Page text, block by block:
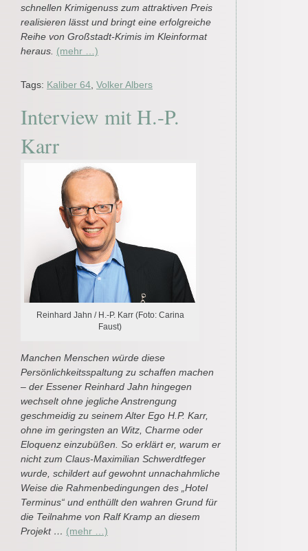
schnellen Krimigenuss zum attraktiven Preis
realisieren lässt und bringt eine erfolgreiche
Reihe von Großstadt-Krimis im Kleinformat
heraus. (mehr …)
Tags: Kaliber 64 Volker Albers
Interview mit H.-P.
Karr
Reinhard Jahn / H.-P. Karr (Foto: Carina
Faust)
Manchen Menschen würde diese
Persönlichkeitsspaltung zu schaffen machen
– der Essener Reinhard Jahn hingegen
wechselt ohne jegliche Anstrengung
geschmeidig zu seinem Alter Ego H.P. Karr,
ohne im geringsten an Witz, Charme oder
Eloquenz einzubüßen. So erklärt er, warum er
nicht zum Claus-Maximilian Schwerdtfeger
wurde, schildert auf gewohnt unnachahmliche
Weise die Rahmenbedingungen des „Hotel
Terminus“ und enthüllt den wahren Grund für
die Teilnahme von Ralf Kramp an diesem
Projekt … (mehr …)